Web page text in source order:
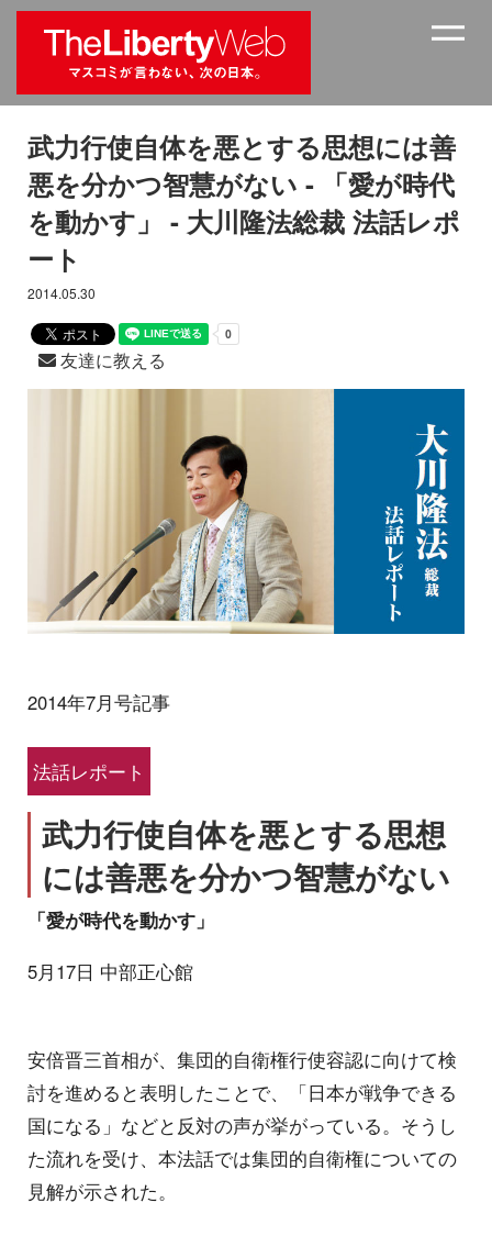
武力行使自体を悪とする思想には善
悪を分かつ智慧がない - 「愛が時代
を動かす」 - 大川隆法総裁 法話レポ
ート
2014.05.30
友達に教える
2014年7月号記事
法話レポート
武力行使自体を悪とする思想
には善悪を分かつ智慧がない
「愛が時代を動かす」
5月17日 中部正心館
安倍晋三首相が、集団的自衛権行使容認に向けて検
討を進めると表明したことで、「日本が戦争できる
国になる」などと反対の声が挙がっている。そうし
た流れを受け、本法話では集団的自衛権についての
見解が示された。